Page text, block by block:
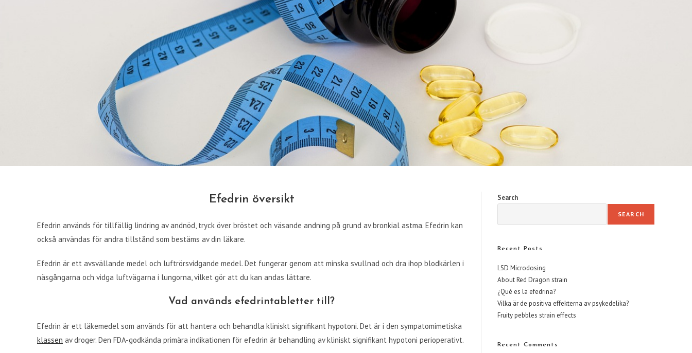
Efedrin översikt
Efedrin används för tillfällig lindring av andnöd, tryck över bröstet och väsande andning på grund av bronkial astma. Efedrin kan
också användas för andra tillstånd som bestäms av din läkare.
Efedrin är ett avsvällande medel och luftrörsvidgande medel. Det fungerar genom att minska svullnad och dra ihop blodkärlen i
näsgångarna och vidga luftvägarna i lungorna, vilket gör att du kan andas lättare.
Vad används efedrintabletter till?
Efedrin är ett läkemedel som används för att hantera och behandla kliniskt signifikant hypotoni. Det är i den sympatomimetiska
klassen av droger. Den FDA-godkända primära indikationen för efedrin är behandling av kliniskt signifikant hypotoni perioperativt.
Search
SEARCH
Recent Posts
LSD Microdosing
About Red Dragon strain
¿Qué es la efedrina?
Vilka är de positiva effekterna av psykedelika?
Fruity pebbles strain effects
Recent Comments